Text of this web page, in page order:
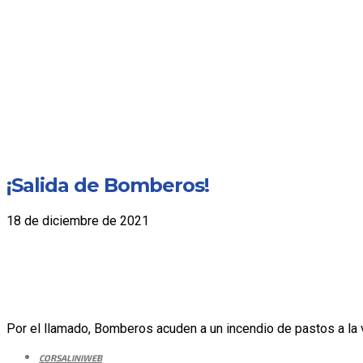
¡Salida de Bomberos!
18 de diciembre de 2021
Por el llamado, Bomberos acuden a un incendio de pastos a
CORSALINIWEB